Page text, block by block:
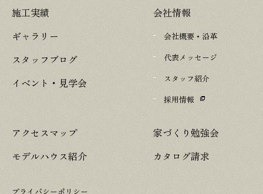
施工実績
ギャラリー
スタッフブログ
イベント・見学会
会社情報
会社概要・沿革
代表メッセージ
スタッフ紹介
採用情報
アクセスマップ
モデルハウス紹介
家づくり勉強会
カタログ請求
プライバシーポリシー